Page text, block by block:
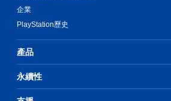
企業
PlayStation歷史
產品
永續性